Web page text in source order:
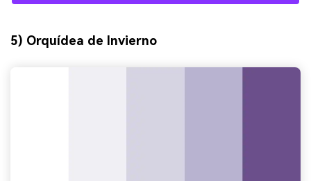
5) Orquídea de Invierno